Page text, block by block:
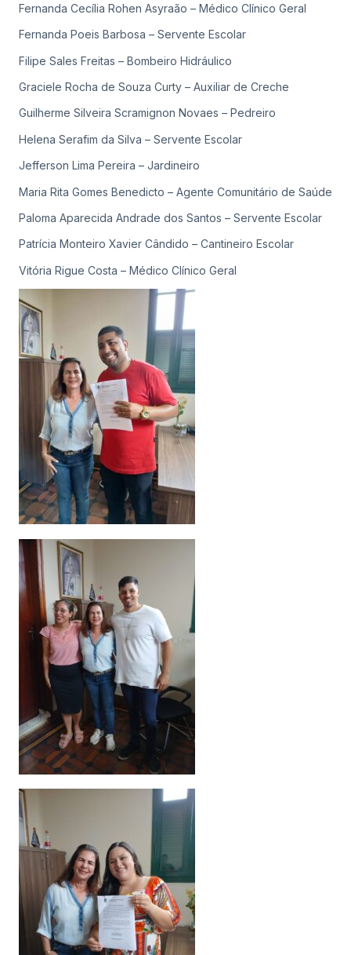
Fernanda Cecília Rohen Asyraão – Médico Clínico Geral
Fernanda Poeis Barbosa – Servente Escolar
Filipe Sales Freitas – Bombeiro Hidráulico
Graciele Rocha de Souza Curty – Auxiliar de Creche
Guilherme Silveira Scramignon Novaes – Pedreiro
Helena Serafim da Silva – Servente Escolar
Jefferson Lima Pereira – Jardineiro
Maria Rita Gomes Benedicto – Agente Comunitário de Saúde
Paloma Aparecida Andrade dos Santos – Servente Escolar
Patrícia Monteiro Xavier Cândido – Cantineiro Escolar
Vitória Rigue Costa – Médico Clínico Geral